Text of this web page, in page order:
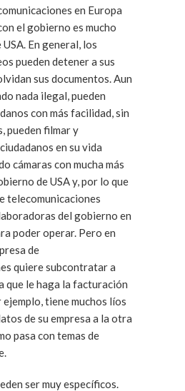
en Europa
el gobierno es mucho
En general, los
pueden detener a sus
sus documentos. Aun
nada ilegal, pueden
con más facilidad, sin
pueden filmar y
en su vida
cámaras con mucha más
de USA y, por lo que
telecomunicaciones
del gobierno en
operar. Pero en
de
quiere subcontratar a
que le haga la facturación
tiene muchos líos
de su empresa a la otra
pasa con temas de
ser muy específicos.